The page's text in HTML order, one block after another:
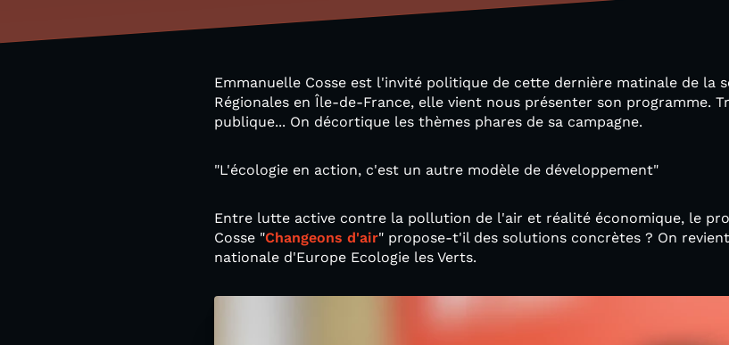
Emmanuelle Cosse est l'invité politique de cette dernière matinale de la
Régionales en Île-de-France, elle vient nous présenter son programme.
publique... On décortique les thèmes phares de sa campagne.
"L'écologie en action, c'est un autre modèle de développement"
Entre lutte active contre la pollution de l'air et réalité économique, le
Cosse "Changeons d'air" propose-t'il des solutions concrètes ? On
nationale d'Europe Ecologie les Verts.